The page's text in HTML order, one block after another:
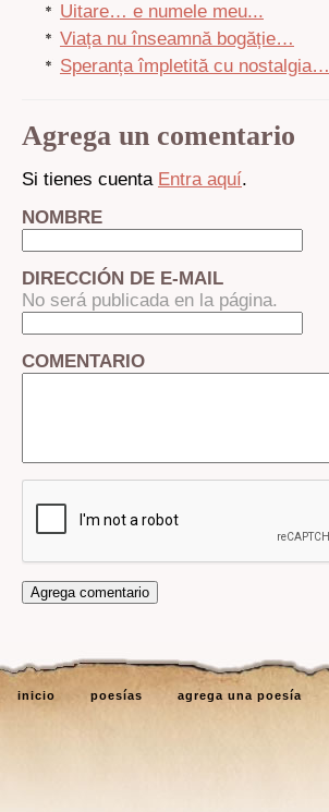
Uitare… e numele meu...
Viața nu înseamnă bogăție…
Speranța împletită cu nostalgia…
Agrega un comentario
Si tienes cuenta Entra aquí.
NOMBRE
DIRECCIÓN DE E-MAIL
No será publicada en la página.
COMENTARIO
inicio poesías agrega una poesía